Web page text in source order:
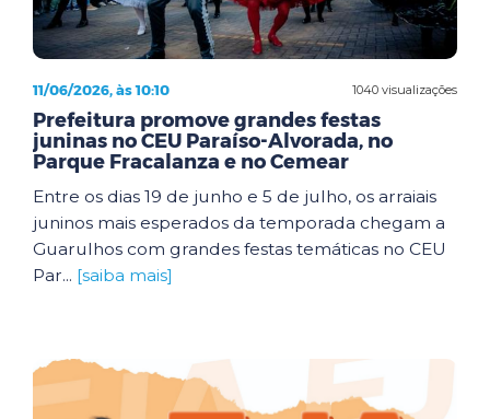
1040 visualizações
11/06/2026, às 10:10
Prefeitura promove grandes festas
juninas no CEU Paraíso-Alvorada, no
Parque Fracalanza e no Cemear
Entre os dias 19 de junho e 5 de julho, os arraiais
juninos mais esperados da temporada chegam a
Guarulhos com grandes festas temáticas no CEU
Par... [saiba mais]